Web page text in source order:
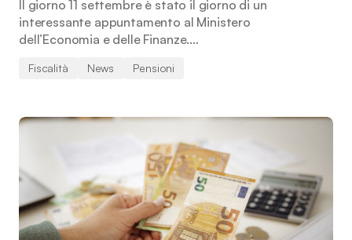
Il giorno 11 settembre è stato il giorno di un
interessante appuntamento al Ministero
dell’Economia e delle Finanze.…
Fiscalità News Pensioni